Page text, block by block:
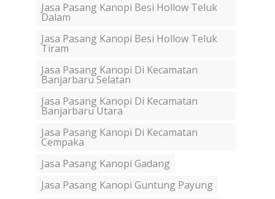
Jasa Pasang Kanopi Besi Hollow Teluk
Dalam
Jasa Pasang Kanopi Besi Hollow Teluk
Tiram
Jasa Pasang Kanopi Di Kecamatan
Banjarbaru Selatan
Jasa Pasang Kanopi Di Kecamatan
Banjarbaru Utara
Jasa Pasang Kanopi Di Kecamatan
Cempaka
Jasa Pasang Kanopi Gadang
Jasa Pasang Kanopi Guntung Payung